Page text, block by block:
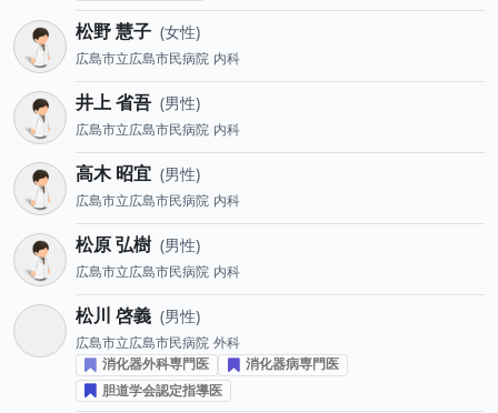
松野 慧子 女性
広島市立広島市民病院 内科
井上 省吾 男性
広島市立広島市民病院 内科
高木 昭宜 男性
広島市立広島市民病院 内科
松原 弘樹 男性
広島市立広島市民病院 内科
松川 啓義 男性
広島市立広島市民病院 外科
消化器外科専門医
消化器病専門医
胆道学会認定指導医